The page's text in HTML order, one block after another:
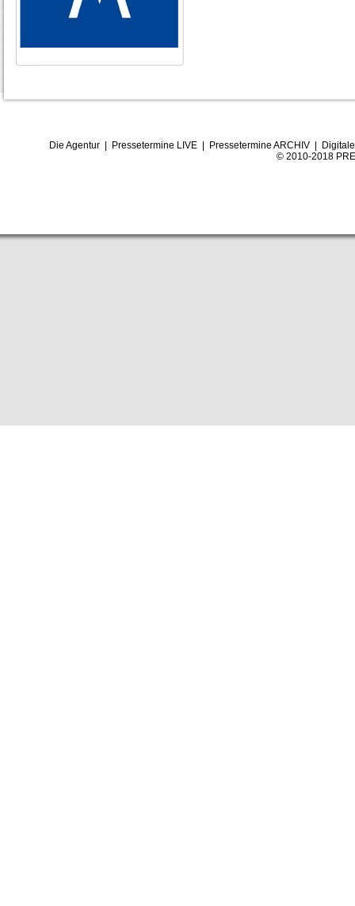
Die Agentur| Pressetermine LIVE| Pressetermine ARCHIV|
© 2010-2018